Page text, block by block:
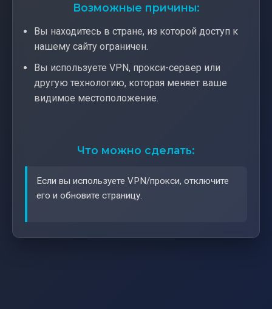
Возможные причины:
Вы находитесь в стране, из которой доступ к
нашему сайту ограничен.
Вы используете VPN, прокси-сервер или
другую технологию, которая меняет ваше
видимое местоположение.
Что можно сделать:
Если вы используете VPN/прокси, отключите
его и обновите страницу.